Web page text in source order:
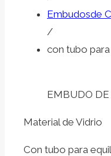
Embudosde
/
con tubo
EMBUDO DE
Material de Vidrio
Con tubo para